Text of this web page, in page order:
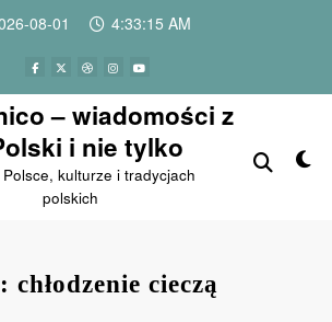
08-01 4:33:15 AM
– wiadomości z
i nie tylko
kulturze i tradycjach
polskich
chłodzenie cieczą